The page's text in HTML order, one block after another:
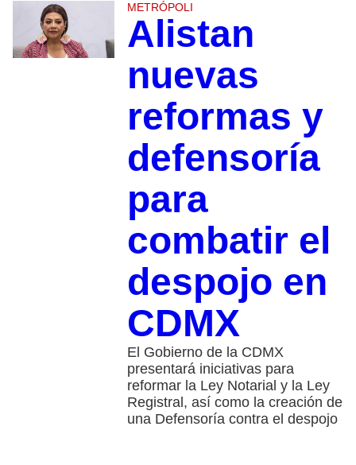
METRÓPOLI
Alistan
nuevas
reformas y
defensoría
para
combatir el
despojo en
CDMX
El Gobierno de la CDMX
presentará iniciativas para
reformar la Ley Notarial y la Ley
Registral, así como la creación de
una Defensoría contra el despojo